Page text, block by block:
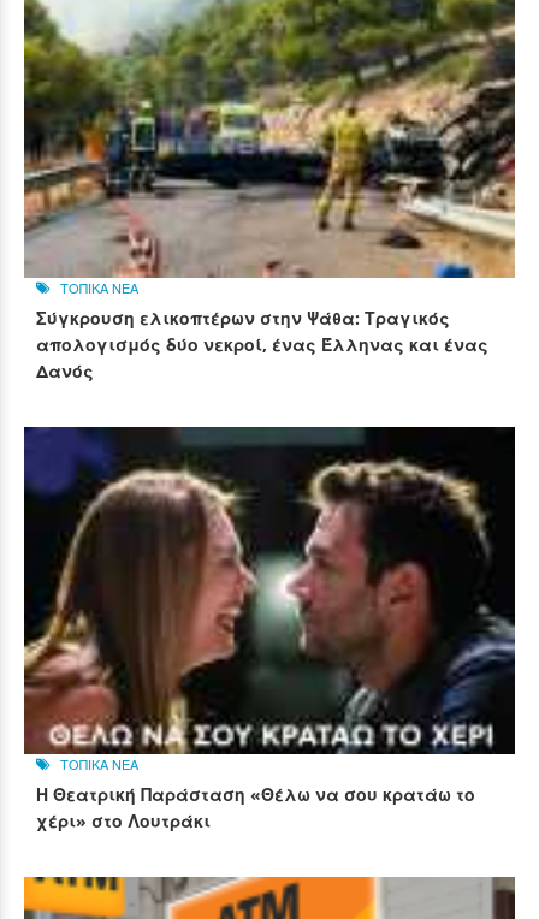
ΤΟΠΙΚΑ ΝΕΑ
Σύγκρουση ελικοπτέρων στην Ψάθα: Τραγικός
απολογισμός δύο νεκροί, ένας Έλληνας και ένας
Δανός
ΤΟΠΙΚΑ ΝΕΑ
Η Θεατρική Παράσταση «Θέλω να σου κρατάω το
χέρι» στο Λουτράκι